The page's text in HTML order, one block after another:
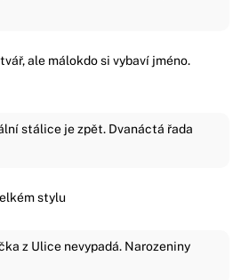
ale málokdo si vybaví jméno.
stálice je zpět. Dvanáctá řada
stylu
z Ulice nevypadá. Narozeniny